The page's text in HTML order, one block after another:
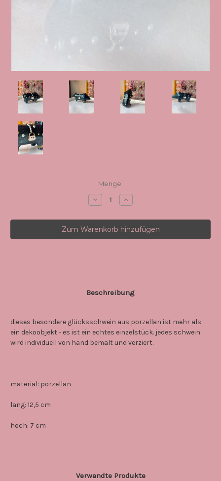
Menge:
Menge
von
madame
chic
/schwarz
-
Menge
von
madame
chic
/schwarz
-
Beschreibung
dieses besondere glücksschwein aus porzellan ist mehr als
ein dekoobjekt - es ist ein echtes einzelstück. jedes schwein
wird individuell von hand bemalt und verziert.
material: porzellan
lang: 12,5 cm
hoch: 7 cm
Verwandte Produkte